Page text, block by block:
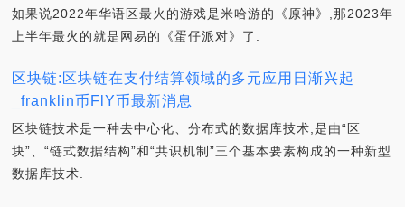
如果说2022年华语区最火的游戏是米哈游的《原神》,那2023年
上半年最火的就是网易的《蛋仔派对》了.
区块链:区块链在支付结算领域的多元应用日渐兴起
_franklin币FlY币最新消息
区块链技术是一种去中心化、分布式的数据库技术,是由“区
块”、“链式数据结构”和“共识机制”三个基本要素构成的一种新型
数据库技术.